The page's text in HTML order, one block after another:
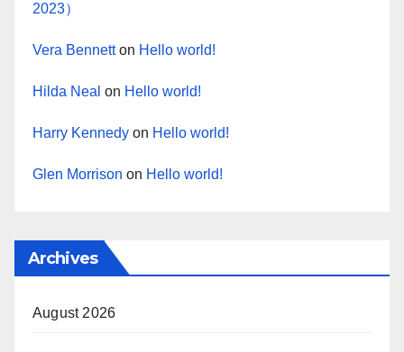
2023）
Vera Bennetton Hello world!
Hilda Neal on Hello world!
Harry Kennedy on Hello world!
Glen Morrison on Hello world!
Archives
August 2026